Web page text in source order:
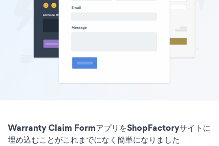
Warranty Claim FormアプリをShopFactoryサイトに
埋め込むことがこれまでになく簡単になりました